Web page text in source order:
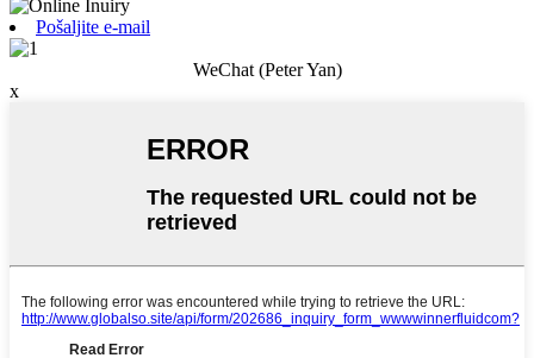
Pošaljite e-mail
WeChat (Peter Yan)
x